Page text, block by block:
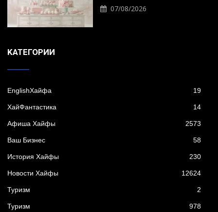
07/08/2026
KАТЕГОРИИ
EnglishХайфа 19
XайФантастика 14
Афиша Хайфы 2573
Ваш Бизнес 58
История Хайфы 230
Новости Хайфы 12624
Туризм 2
Туризм 978